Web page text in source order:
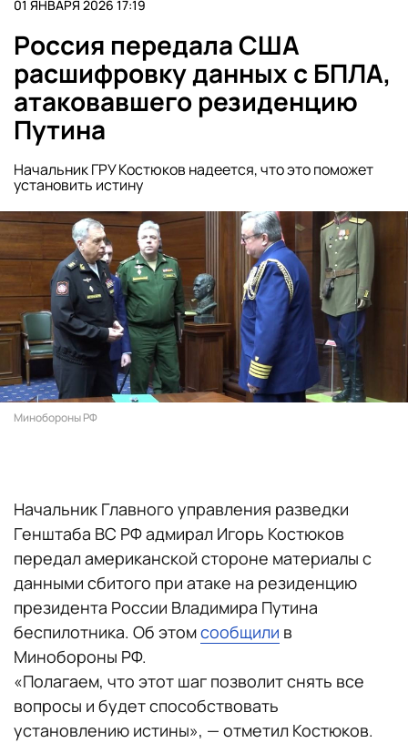
01 ЯНВАРЯ 2026 17:19
Россия передала США
расшифровку данных с БПЛА,
атаковавшего резиденцию
Путина
Начальник ГРУ Костюков надеется, что это поможет
установить истину
Минобороны РФ
Начальник Главного управления разведки
Генштаба ВС РФ адмирал Игорь Костюков
передал американской стороне материалы с
данными сбитого при атаке на резиденцию
президента России Владимира Путина
беспилотника. Об этомсообщили в
Минобороны РФ.
«Полагаем, что этот шаг позволит снять все
вопросы и будет способствовать
установлению истины», — отметил Костюков.